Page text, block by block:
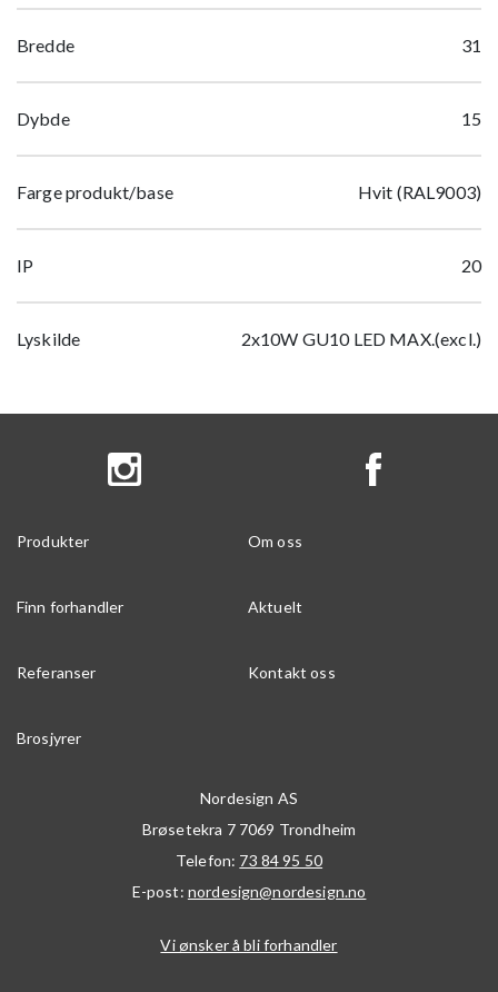
Bredde 31
Dybde 15
Farge produkt/base Hvit (RAL9003)
IP 20
Lyskilde 2x10W GU10 LED MAX.(excl.)
Produkter Om oss
Finn forhandler Aktuelt
Referanser Kontakt oss
Brosjyrer
Nordesign AS
Brøsetekra 7 7069 Trondheim
Telefon: 73 84 95 50
E-post: nordesign@nordesign.no
Vi ønsker å bli forhandler